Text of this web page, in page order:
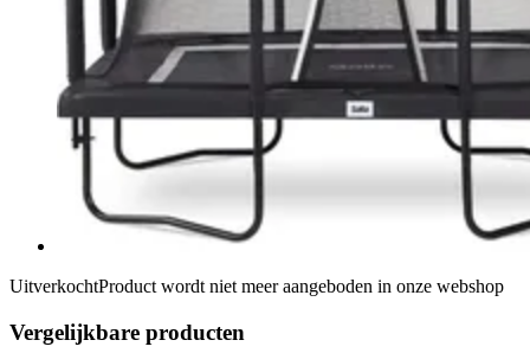
UitverkochtProduct wordt niet meer aangeboden in onze webshop
Vergelijkbare producten